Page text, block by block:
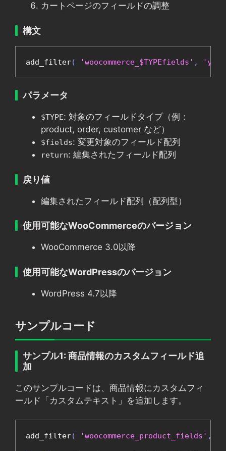
カートページのフィールドの調整
構文
add_filter( 'woocommerce_$TYPEfields' ,
パラメータ
$TYPE: 対象のフィールドタイプ（例：
product, order, customer など）
$fields: 変更対象のフィールド配列
return: 編集されたフィールド配列
戻り値
編集されたフィールド配列（配列型）
使用可能なWooCommerceのバージョン
WooCommerce 3.0以降
使用可能なWordPressのバージョン
WordPress 4.7以降
サンプルコード
サンプル1: 商品情報のカスタムフィールド追
加
このサンプルコードは、商品情報にカスタムフィ
ールド「カスタムテキスト」を追加します。
add_filter( 'woocommerce_product_fields' ,